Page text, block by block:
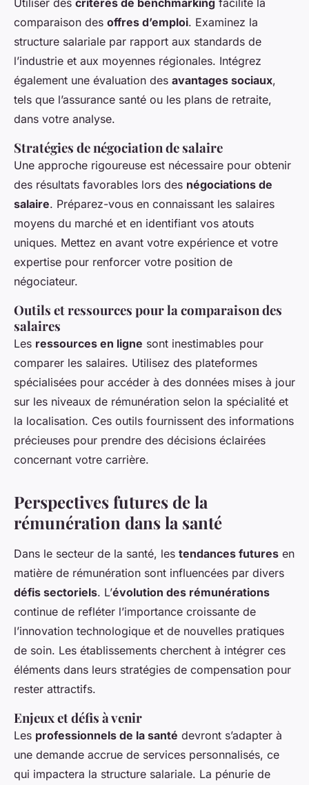
comparaison des offres d’emploi. Examinez la
structure salariale par rapport aux standards de
l’industrie et aux moyennes régionales. Intégrez
également une évaluation des avantages sociaux,
tels que l’assurance santé ou les plans de retraite,
dans votre analyse.
Stratégies de négociation de salaire
Une approche rigoureuse est nécessaire pour obtenir
des résultats favorables lors des négociations de
salaire. Préparez-vous en connaissant les salaires
moyens du marché et en identifiant vos atouts
uniques. Mettez en avant votre expérience et votre
expertise pour renforcer votre position de
négociateur.
Outils et ressources pour la comparaison des
salaires
Les ressources en ligne sont inestimables pour
comparer les salaires. Utilisez des plateformes
spécialisées pour accéder à des données mises à jour
sur les niveaux de rémunération selon la spécialité et
la localisation. Ces outils fournissent des informations
précieuses pour prendre des décisions éclairées
concernant votre carrière.
Perspectives futures de la
rémunération dans la santé
Dans le secteur de la santé, les tendances futures en
matière de rémunération sont influencées par divers
défis sectoriels. L’évolution des rémunérations
continue de refléter l’importance croissante de
l’innovation technologique et de nouvelles pratiques
de soin. Les établissements cherchent à intégrer ces
éléments dans leurs stratégies de compensation pour
rester attractifs.
Enjeux et défis à venir
Les professionnels de la santé devront s’adapter à
une demande accrue de services personnalisés, ce
qui impactera la structure salariale. La pénurie de